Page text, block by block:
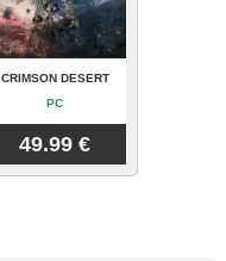
CRIMSON DESERT
PC
49.99 €